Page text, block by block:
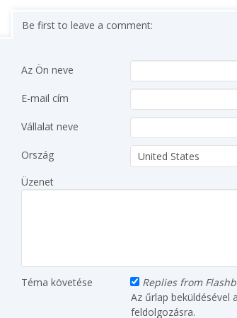
Be first to leave a comment:
Az Ön neve
E-mail cím
Vállalat neve
Ország
Üzenet
Téma követése
Replies from
Az űrlap beküldésével
feldolgozásra.